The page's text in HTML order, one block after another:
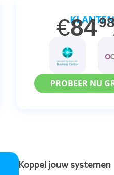
KLANTEN
€8498
PROBEER NU
Koppel jouw systemen